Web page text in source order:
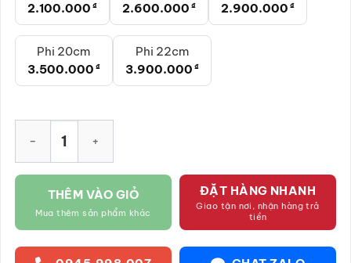
2.100.000 ₫
2.600.000 ₫
2.900.000 ₫
Phi 20cm
3.500.000 ₫
Phi 22cm
3.900.000 ₫
THÊM VÀO GIỎ
Mua thêm sản phẩm khác
ĐẶT HÀNG NHANH
Giao tận nơi, nhận hàng trả
tiền